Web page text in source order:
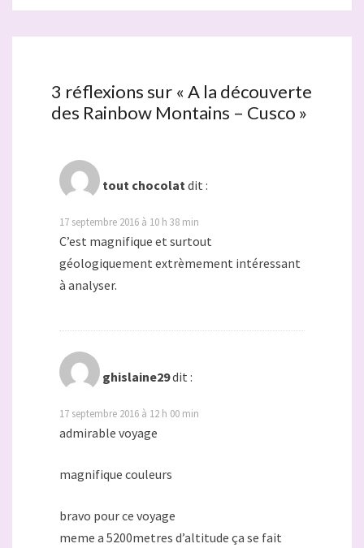
3 réflexions sur « A la découverte
des Rainbow Montains – Cusco »
tout chocolatdit :
17 septembre 2016 à 10 h 38 min
C’est magnifique et surtout
géologiquement extrèmement intéressant
à analyser.
ghislaine29dit :
17 septembre 2016 à 12 h 00 min
admirable voyage
magnifique couleurs
bravo pour ce voyage
meme a 5200metres d’altitude ça se fait